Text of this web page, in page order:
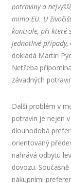
potraviny a
mimo EU. U
kontrole, při které
jednotlivé případy,
dokládá Martin
Netřeba
závadných
Další problém v
potravin je nejen
dlouhodobá
orientovaný
nahrává odbytu
dovozu.
nákupními